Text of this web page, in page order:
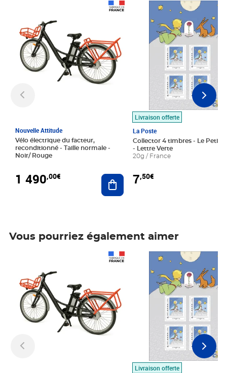
Nouvelle Attitude
Vélo électrique du facteur,
reconditionné - Taille normale -
Noir/ Rouge
1 490,00€ Ajouter au panier
Livraison offerte
La Poste
Collector 4 timbres - Le Petit
- Lettre Verte
20g / France
7,50€
Prix 7,50€
Vous pourriez également aimer
Livraison offerte
Prix 7,50€